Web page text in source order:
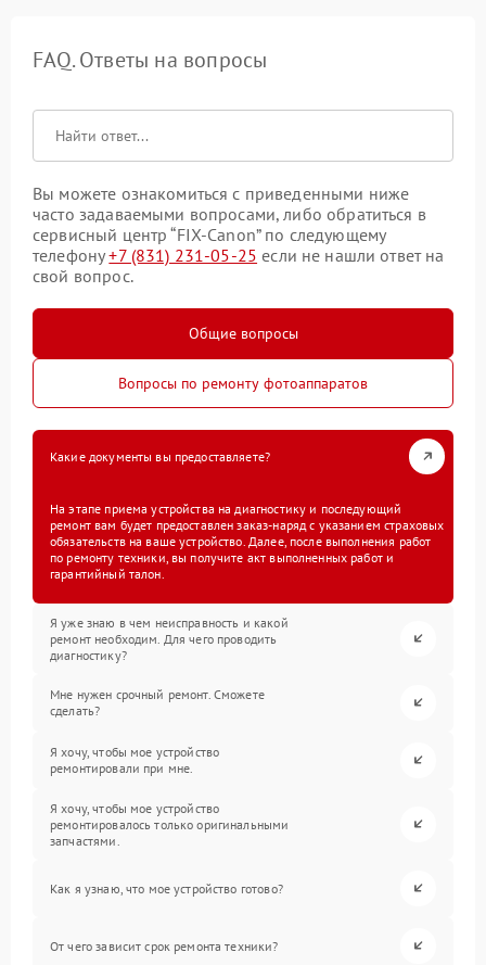
FAQ. Ответы на вопросы
Вы можете ознакомиться с приведенными ниже
часто задаваемыми вопросами, либо обратиться в
сервисный центр “FIX-Canon” по следующему
телефону+7 (831) 231-05-25 если не нашли ответ на
свой вопрос.
Общие вопросы
Вопросы по ремонту фотоаппаратов
Какие документы вы предоставляете?
На этапе приема устройства на диагностику и последующий
ремонт вам будет предоставлен заказ-наряд с указанием страховых
обязательств на ваше устройство. Далее, после выполнения работ
по ремонту техники, вы получите акт выполненных работ и
гарантийный талон.
Я уже знаю в чем неисправность и какой
ремонт необходим. Для чего проводить
диагностику?
Мне нужен срочный ремонт. Сможете
сделать?
Я хочу, чтобы мое устройство
ремонтировали при мне.
Я хочу, чтобы мое устройство
ремонтировалось только оригинальными
запчастями.
Как я узнаю, что мое устройство готово?
От чего зависит срок ремонта техники?